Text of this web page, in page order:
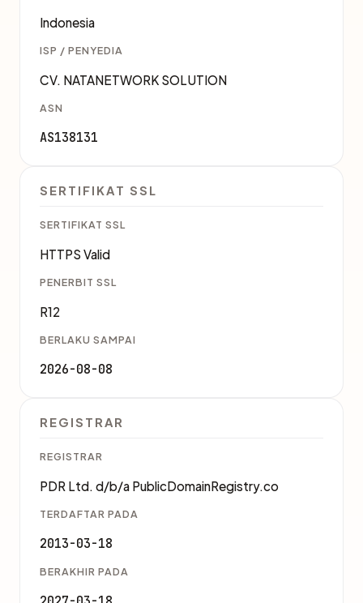
Indonesia
ISP / PENYEDIA
CV. NATANETWORK SOLUTION
ASN
AS138131
SERTIFIKAT SSL
SERTIFIKAT SSL
HTTPS Valid
PENERBIT SSL
R12
BERLAKU SAMPAI
2026-08-08
REGISTRAR
REGISTRAR
PDR Ltd. d/b/a PublicDomainRegistry.co
TERDAFTAR PADA
2013-03-18
BERAKHIR PADA